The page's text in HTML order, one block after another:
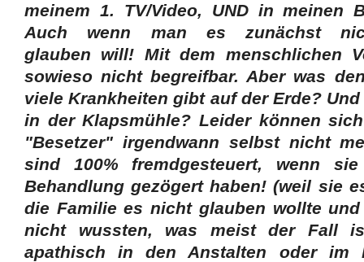
meinem 1. TV/Video, UND in meinen
Auch wenn man es zunächst
glauben will! Mit dem menschlichen
sowieso nicht begreifbar. Aber was
viele Krankheiten gibt auf der Erde?
in der Klapsmühle? Leider können
"Besetzer" irgendwann selbst nicht
sind 100% fremdgesteuert, wenn
Behandlung gezögert haben! (weil sie
die Familie es nicht glauben wollte
nicht wussten, was meist der Fall
apathisch in den Anstalten oder im